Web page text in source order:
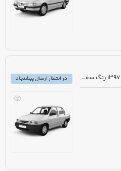
مزایده دولتی خودرو پراید 131 SE مدل 1397 رنگ سفید
در انتظار ارسال پیشنهاد